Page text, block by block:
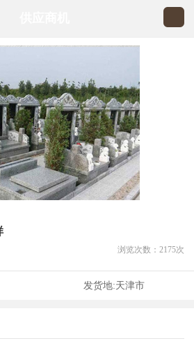
浏览次数： 2175次
发货地:天津市